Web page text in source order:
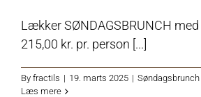
Lækker SØNDAGSBRUNCH
215,00 kr. pr. person [...]
By fractils | 19. marts 2025 | Søndagsbrunch
Læs mere